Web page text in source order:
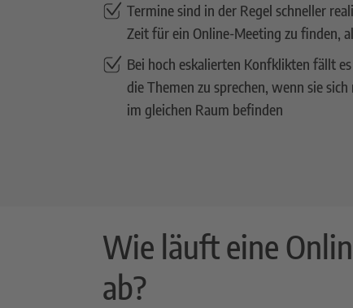
Termine sind in der Regel schneller
Zeit für ein Online-Meeting zu finden,
Bei hoch eskalierten Konfklikten fällt
die Themen zu sprechen, wenn sie
im gleichen Raum befinden
Wie läuft eine
ab?